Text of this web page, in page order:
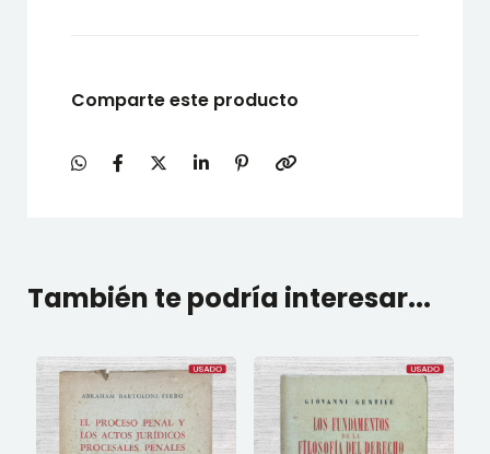
Comparte este producto
También te podría interesar...